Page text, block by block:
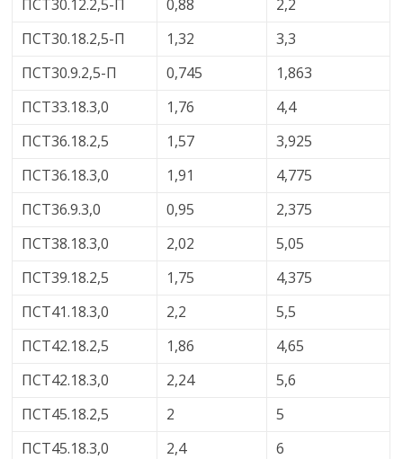
ПСТ30.12.2,5-П
0,88
2,2
ПСТ30.18.2,5-П
1,32
3,3
ПСТ30.9.2,5-П
0,745
1,863
ПСТ33.18.3,0
1,76
4,4
ПСТ36.18.2,5
1,57
3,925
ПСТ36.18.3,0
1,91
4,775
ПСТ36.9.3,0
0,95
2,375
ПСТ38.18.3,0
2,02
5,05
ПСТ39.18.2,5
1,75
4,375
ПСТ41.18.3,0
2,2
5,5
ПСТ42.18.2,5
1,86
4,65
ПСТ42.18.3,0
2,24
5,6
ПСТ45.18.2,5
2
5
ПСТ45.18.3,0
2,4
6